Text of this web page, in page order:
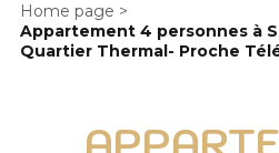
Home page >
Appartement 4 personnes à
Quartier Thermal- Proche